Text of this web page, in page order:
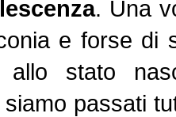
. Una
e forse di
stato
passati